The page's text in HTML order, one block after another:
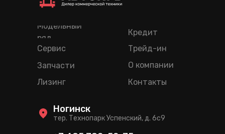
Лизинг
Кредит
Трейд-ин
Модельный
ряд
Сервис
Запчасти
О компании
Контакты
тер. Технопарк Успенский, д. 6c9
Ногинск